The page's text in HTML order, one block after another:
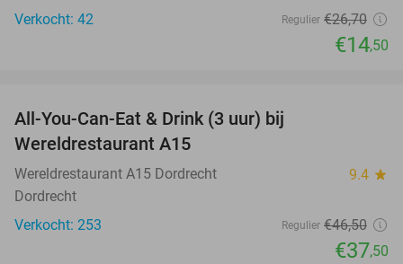
Verkocht: 42
Regulier €26,70
€14,50
All-You-Can-Eat & Drink (3 uur) bij
Wereldrestaurant A15
Wereldrestaurant A15 Dordrecht 9.4 star
Dordrecht
Verkocht: 253
Regulier €46,50
€37,50